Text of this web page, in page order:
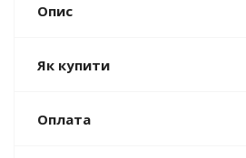
Опис
Як купити
Оплата